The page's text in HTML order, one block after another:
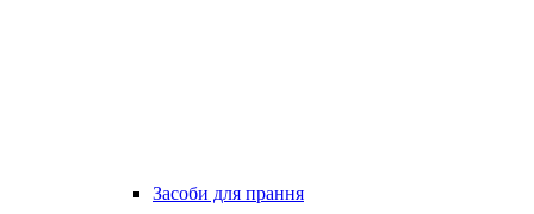
Засоби для прання